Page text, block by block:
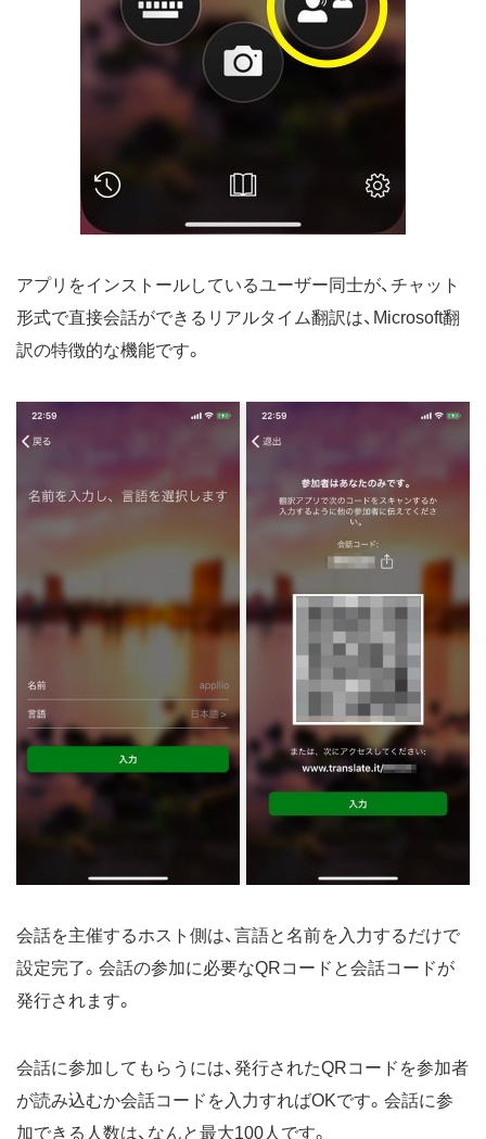
アプリをインストールしているユーザー同士が、チャット
形式で直接会話ができるリアルタイム翻訳は、Microsoft翻
訳の特徴的な機能です。
会話を主催するホスト側は、言語と名前を入力するだけで
設定完了。会話の参加に必要なQRコードと会話コードが
発行されます。
会話に参加してもらうには、発行されたQRコードを参加者
が読み込むか会話コードを入力すればOKです。会話に参
加できる人数は、なんと最大100人です。